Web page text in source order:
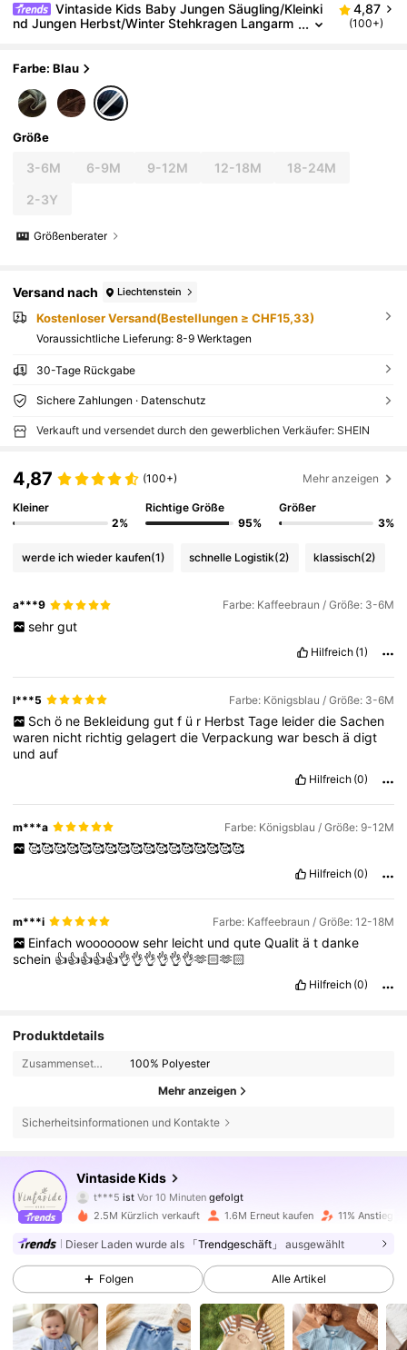
Vintaside Kids Baby Jungen Säugling/Kleinki
nd Jungen Herbst/Winter Stehkragen Langarm
Lässig, leichte Outdoor-Aktivitäten, Familienfeiern
4,87
(100+)
Farbe: Blau
Größe
3-6M 6-9M 9-12M 12-18M 18-24M
2-3Y
Größenberater
Versand nach Liechtenstein
Kostenloser Versand(Bestellungen ≥ CHF15,33)
Voraussichtliche Lieferung: 8-9 Werktagen
30-Tage Rückgabe
Sichere Zahlungen · Datenschutz
Verkauft und versendet durch den gewerblichen Verkäufer: SHEIN
4,87 (100+) Mehr anzeigen
Kleiner
2%
Richtige Größe
95%
Größer
3%
werde ich wieder kaufen(1) schnelle Logistik(2) klassisch(2)
a***9 Farbe: Kaffeebraun / Größe: 3-6M
sehr gut
Hilfreich (1)
l***5 Farbe: Königsblau / Größe: 3-6M
Sch ö ne Bekleidung gut f ü r Herbst Tage leider die Sachen
waren nicht richtiggelagertdieVerpackungwar beschädigt
undauf
Hilfreich (0)
m***a Farbe: Königsblau / Größe: 9-12M
🥰🥰🥰🥰🥰🥰🥰🥰🥰🥰🥰🥰🥰🥰🥰🥰🥰
Hilfreich (0)
m***i Farbe: Kaffeebraun / Größe: 12-18M
Einfach woooooow sehr leicht und qute Qualit ä t danke
schein 👍👍👍👍👍👌👌👌👌👌👌🫶🏻🫶🏻
Hilfreich (0)
Produktdetails
Zusammensetzung: 100% Polyester
Mehr anzeigen
Sicherheitsinformationen und Kontakte
Vintaside Kids
t***5ist Vor 10 Minuten
y***h ist am Durchsuchen
4,89
619K Follower
4,89 619K Follower
4,89 619K Follower
2.5M Kürzlich verkauft 1.6M Erneut kaufen 11% Anstieg
Dieser Laden wurde als 「Trendgeschäft」 ausgewählt
Folgen Alle Artikel